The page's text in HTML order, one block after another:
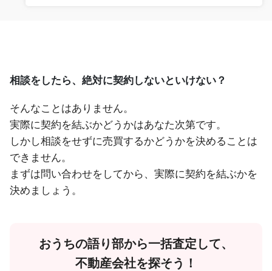
相談をしたら、絶対に契約しないといけない？
そんなことはありません。
実際に契約を結ぶかどうかはあなた次第です。
しかし相談をせずに売買するかどうかを決めることは
できません。
まずは問い合わせをしてから、実際に契約を結ぶかを
決めましょう。
おうちの語り部から一括査定して、
不動産会社を探そう！